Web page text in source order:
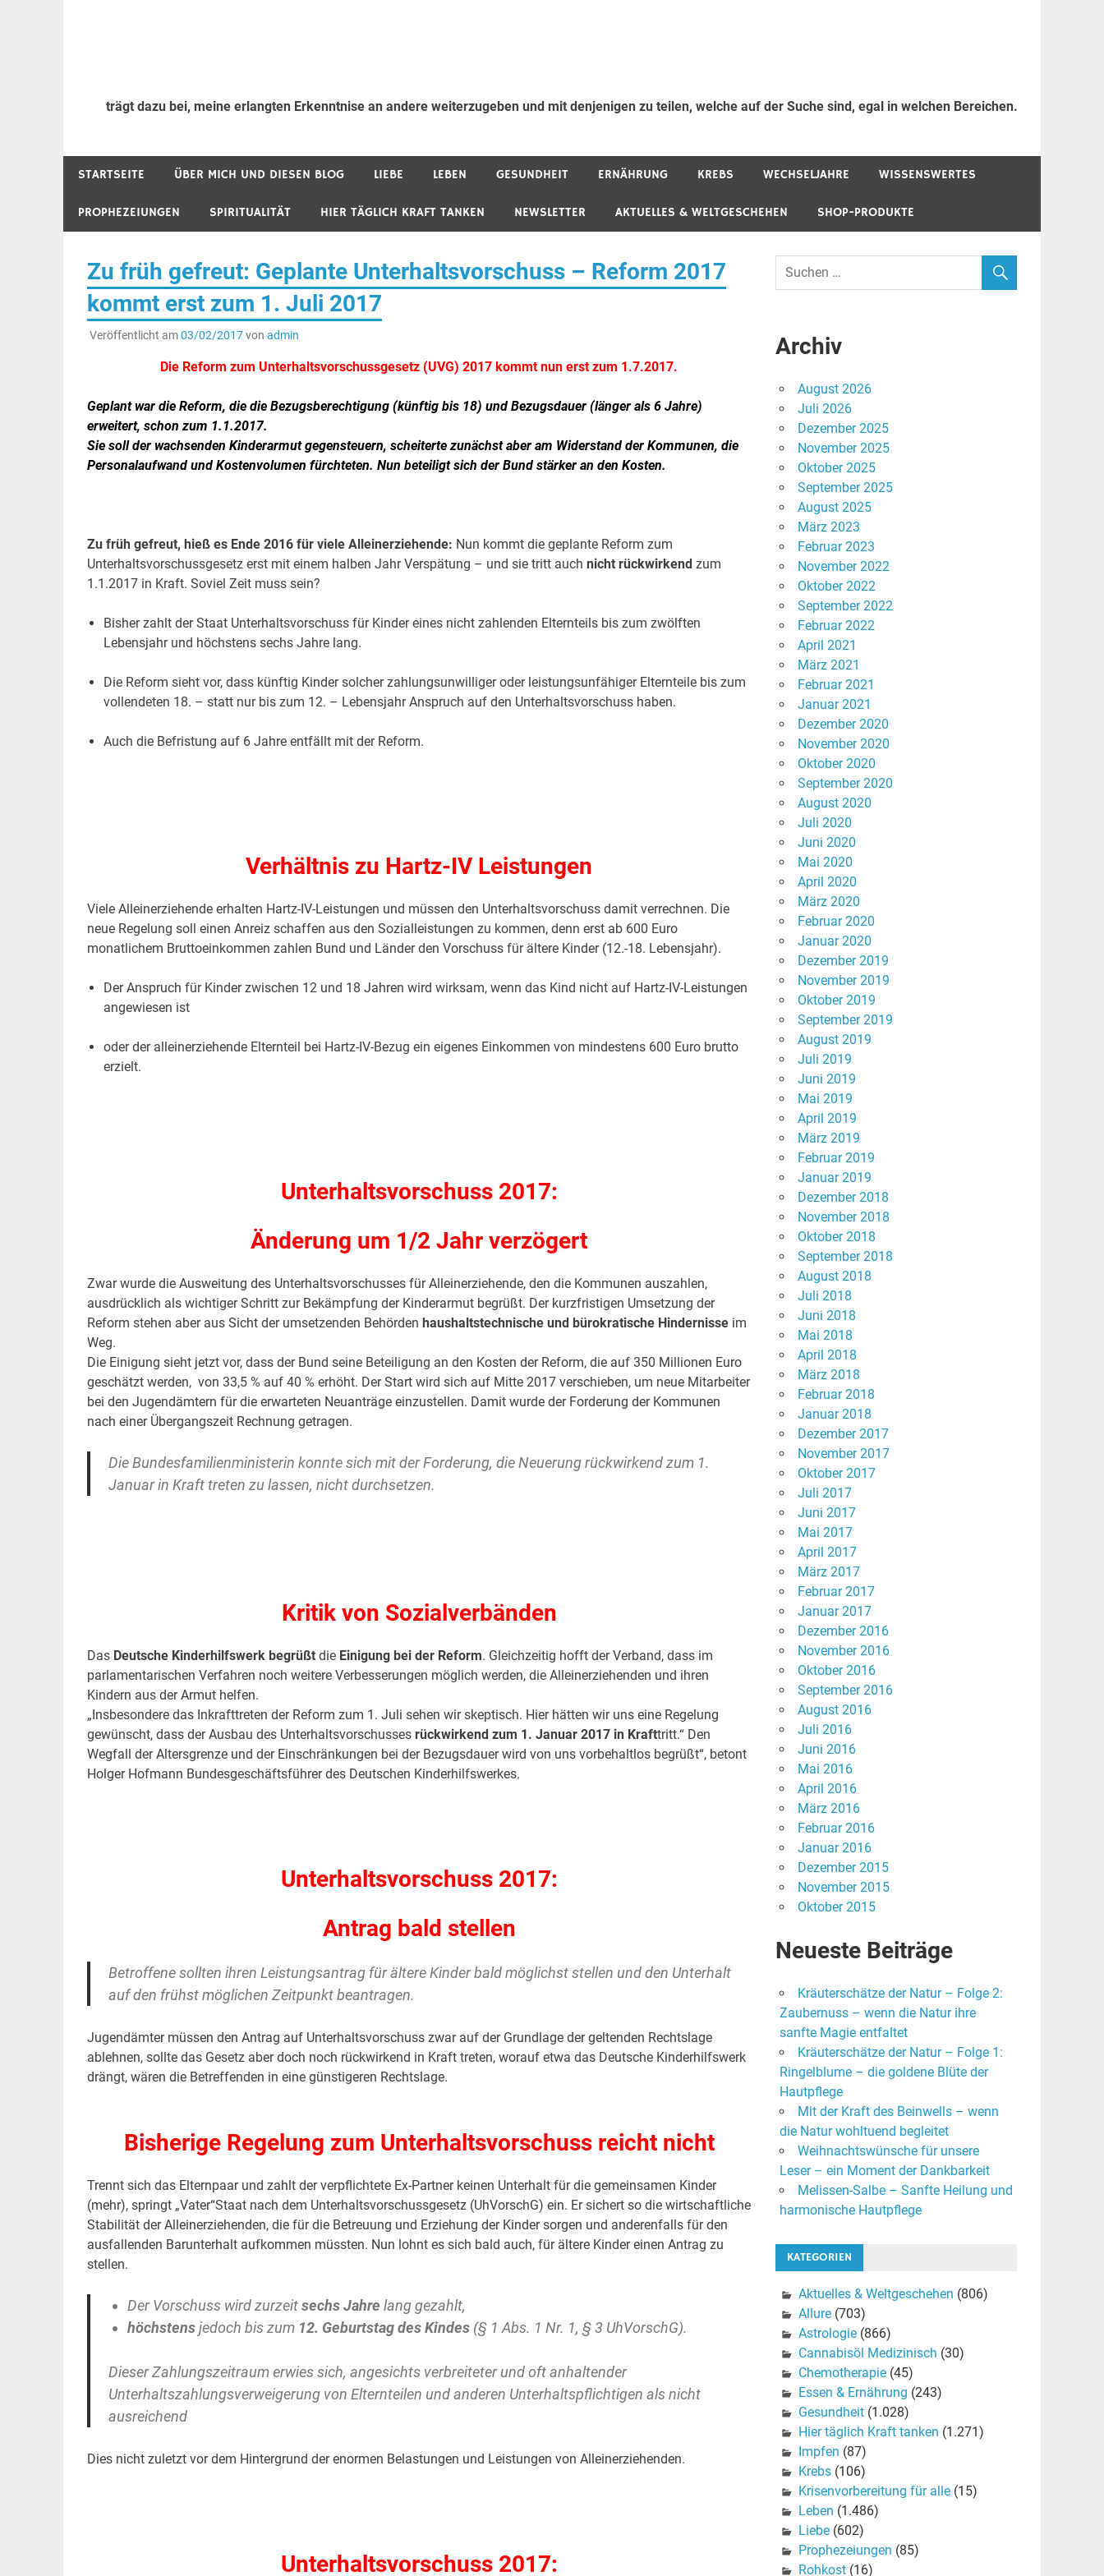
trägt dazu bei, meine erlangten Erkenntnise an andere weiterzugeben und mit denjenigen zu teilen, welche auf der Suche sind, egal in welchen Bereichen.
STARTSEITE ÜBER MICH UND DIESEN BLOG LIEBE LEBEN GESUNDHEIT ERNÄHRUNG KREBS WECHSELJAHRE WISSENSWERTES
PROPHEZEIUNGEN SPIRITUALITÄT HIER TÄGLICH KRAFT TANKEN NEWSLETTER AKTUELLES & WELTGESCHEHEN SHOP-PRODUKTE
Zu früh gefreut: Geplante Unterhaltsvorschuss – Reform 2017
kommt erst zum 1. Juli 2017
Veröffentlicht am03/02/2017von admin
Die Reform zum Unterhaltsvorschussgesetz (UVG) 2017 kommt nun erst zum 1.7.2017.
Geplant war die Reform, die die Bezugsberechtigung (künftig bis 18) und Bezugsdauer (länger als 6 Jahre)
erweitert, schon zum 1.1.2017.
Sie soll der wachsenden Kinderarmut gegensteuern, scheiterte zunächst aber am Widerstand der Kommunen, die
Personalaufwand und Kostenvolumen fürchteten. Nun beteiligt sich der Bund stärker an den Kosten.
Zu früh gefreut, hieß es Ende 2016 für viele Alleinerziehende: Nun kommt die geplante Reform zum
Unterhaltsvorschussgesetz erst mit einem halben Jahr Verspätung – und sie tritt auch nicht rückwirkend zum
1.1.2017 in Kraft. Soviel Zeit muss sein?
Bisher zahlt der Staat Unterhaltsvorschuss für Kinder eines nicht zahlenden Elternteils bis zum zwölften
Lebensjahr und höchstens sechs Jahre lang.
Die Reform sieht vor, dass künftig Kinder solcher zahlungsunwilliger oder leistungsunfähiger Elternteile bis zum
vollendeten 18. – statt nur bis zum 12. – Lebensjahr Anspruch auf den Unterhaltsvorschuss haben.
Auch die Befristung auf 6 Jahre entfällt mit der Reform.
Verhältnis zu Hartz-IV Leistungen
Viele Alleinerziehende erhalten Hartz-IV-Leistungen und müssen den Unterhaltsvorschuss damit verrechnen. Die
neue Regelung soll einen Anreiz schaffen aus den Sozialleistungen zu kommen, denn erst ab 600 Euro
monatlichem Bruttoeinkommen zahlen Bund und Länder den Vorschuss für ältere Kinder (12.-18. Lebensjahr).
Der Anspruch für Kinder zwischen 12 und 18 Jahren wird wirksam, wenn das Kind nicht auf Hartz-IV-Leistungen
angewiesen ist
oder der alleinerziehende Elternteil bei Hartz-IV-Bezug ein eigenes Einkommen von mindestens 600 Euro brutto
erzielt.
Unterhaltsvorschuss 2017:
Änderung um 1/2 Jahr verzögert
Zwar wurde die Ausweitung des Unterhaltsvorschusses für Alleinerziehende, den die Kommunen auszahlen,
ausdrücklich als wichtiger Schritt zur Bekämpfung der Kinderarmut begrüßt. Der kurzfristigen Umsetzung der
Reform stehen aber aus Sicht der umsetzenden Behörden haushaltstechnische und bürokratische Hindernisse im
Weg.
Die Einigung sieht jetzt vor, dass der Bund seine Beteiligung an den Kosten der Reform, die auf 350 Millionen Euro
geschätzt werden, von 33,5 % auf 40 % erhöht. Der Start wird sich auf Mitte 2017 verschieben, um neue Mitarbeiter
bei den Jugendämtern für die erwarteten Neuanträge einzustellen. Damit wurde der Forderung der Kommunen
nach einer Übergangszeit Rechnung getragen.
Die Bundesfamilienministerin konnte sich mit der Forderung, die Neuerung rückwirkend zum 1.
Januar in Kraft treten zu lassen, nicht durchsetzen.
Kritik von Sozialverbänden
Das Deutsche Kinderhilfswerk begrüßt die Einigung bei der Reform. Gleichzeitig hofft der Verband, dass im
parlamentarischen Verfahren noch weitere Verbesserungen möglich werden, die Alleinerziehenden und ihren
Kindern aus der Armut helfen.
„Insbesondere das Inkrafttreten der Reform zum 1. Juli sehen wir skeptisch. Hier hätten wir uns eine Regelung
gewünscht, dass der Ausbau des Unterhaltsvorschusses rückwirkend zum 1. Januar 2017 in Krafttritt.“ Den
Wegfall der Altersgrenze und der Einschränkungen bei der Bezugsdauer wird von uns vorbehaltlos begrüßt“, betont
Holger Hofmann Bundesgeschäftsführer des Deutschen Kinderhilfswerkes.
Unterhaltsvorschuss 2017:
Antrag bald stellen
Betroffene sollten ihren Leistungsantrag für ältere Kinder bald möglichst stellen und den Unterhalt
auf den frühst möglichen Zeitpunkt beantragen.
Jugendämter müssen den Antrag auf Unterhaltsvorschuss zwar auf der Grundlage der geltenden Rechtslage
ablehnen, sollte das Gesetz aber doch noch rückwirkend in Kraft treten, worauf etwa das Deutsche Kinderhilfswerk
drängt, wären die Betreffenden in eine günstigeren Rechtslage.
Bisherige Regelung zum Unterhaltsvorschuss reicht nicht
Trennt sich das Elternpaar und zahlt der verpflichtete Ex-Partner keinen Unterhalt für die gemeinsamen Kinder
(mehr), springt „Vater“Staat nach dem Unterhaltsvorschussgesetz (UhVorschG) ein. Er sichert so die wirtschaftliche
Stabilität der Alleinerziehenden, die für die Betreuung und Erziehung der Kinder sorgen und anderenfalls für den
ausfallenden Barunterhalt aufkommen müssten. Nun lohnt es sich bald auch, für ältere Kinder einen Antrag zu
stellen.
Der Vorschuss wird zurzeitsechs Jahre lang gezahlt,
höchstensjedoch bis zum 12. Geburtstag des Kindes(§ 1 Abs. 1 Nr. 1, § 3 UhVorschG).
Dieser Zahlungszeitraum erwies sich, angesichts verbreiteter und oft anhaltender
Unterhaltszahlungsverweigerung von Elternteilen und anderen Unterhaltspflichtigen als nicht
ausreichend
Dies nicht zuletzt vor dem Hintergrund der enormen Belastungen und Leistungen von Alleinerziehenden.
Unterhaltsvorschuss 2017:
Archiv
August 2026
Juli 2026
Dezember 2025
November 2025
Oktober 2025
September 2025
August 2025
März 2023
Februar 2023
November 2022
Oktober 2022
September 2022
Februar 2022
April 2021
März 2021
Februar 2021
Januar 2021
Dezember 2020
November 2020
Oktober 2020
September 2020
August 2020
Juli 2020
Juni 2020
Mai 2020
April 2020
März 2020
Februar 2020
Januar 2020
Dezember 2019
November 2019
Oktober 2019
September 2019
August 2019
Juli 2019
Juni 2019
Mai 2019
April 2019
März 2019
Februar 2019
Januar 2019
Dezember 2018
November 2018
Oktober 2018
September 2018
August 2018
Juli 2018
Juni 2018
Mai 2018
April 2018
März 2018
Februar 2018
Januar 2018
Dezember 2017
November 2017
Oktober 2017
Juli 2017
Juni 2017
Mai 2017
April 2017
März 2017
Februar 2017
Januar 2017
Dezember 2016
November 2016
Oktober 2016
September 2016
August 2016
Juli 2016
Juni 2016
Mai 2016
April 2016
März 2016
Februar 2016
Januar 2016
Dezember 2015
November 2015
Oktober 2015
Neueste Beiträge
Kräuterschätze der Natur – Folge 2:
Zaubernuss – wenn die Natur ihre
sanfte Magie entfaltet
Kräuterschätze der Natur – Folge 1:
Ringelblume – die goldene Blüte der
Hautpflege
Mit der Kraft des Beinwells – wenn
die Natur wohltuend begleitet
Weihnachtswünsche für unsere
Leser – ein Moment der Dankbarkeit
Melissen-Salbe – Sanfte Heilung und
harmonische Hautpflege
KATEGORIEN
Aktuelles & Weltgeschehen (806)
Allure(703)
Astrologie(866)
Cannabisöl Medizinisch (30)
Chemotherapie(45)
Essen & Ernährung (243)
Gesundheit(1.028)
Hier täglich Kraft tanken (1.271)
Impfen (87)
Krebs(106)
Krisenvorbereitung für alle(15)
Leben (1.486)
Liebe(602)
Prophezeiungen (85)
Rohkost(16)